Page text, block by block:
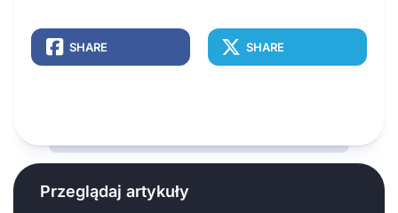
SHARE SHARE
Przeglądaj artykuły